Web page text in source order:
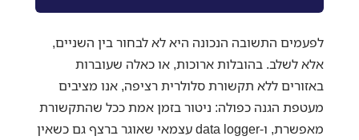
לפעמים התשובה הנכונה היא לא לבחור בין השניים,
אלא לשלב. בהובלות ארוכות, או כאלה שעוברות
באזורים ללא תקשורת סלולרית רציפה, אנו מציבים
מעטפת הגנה כפולה: ניטור בזמן אמת ככל שהתקשורת
מאפשרת, ו-data logger עצמאי שאוגר ברצף גם כשאין